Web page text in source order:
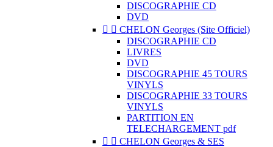
DISCOGRAPHIE CD
DVD
  CHELON Georges (Site Officiel)
DISCOGRAPHIE CD
LIVRES
DVD
DISCOGRAPHIE 45 TOURS
VINYLS
DISCOGRAPHIE 33 TOURS
VINYLS
PARTITION EN
TELECHARGEMENT pdf
  CHELON Georges & SES